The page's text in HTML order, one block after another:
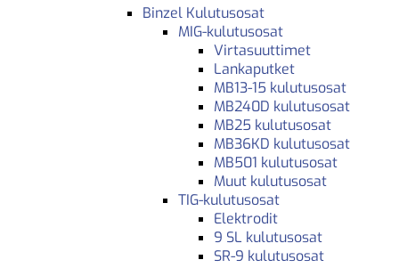
Binzel Kulutusosat
MIG-kulutusosat
Virtasuuttimet
Lankaputket
MB13-15 kulutusosat
MB240D kulutusosat
MB25 kulutusosat
MB36KD kulutusosat
MB501 kulutusosat
Muut kulutusosat
TIG-kulutusosat
Elektrodit
9 SL kulutusosat
SR-9 kulutusosat